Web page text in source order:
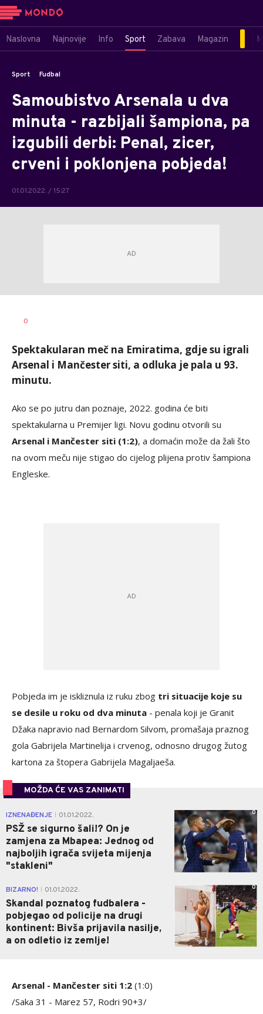
Naslovna Najnovije Info Sport Zabava Magazin
Sport Fudbal
Samoubistvo Arsenala u dva
minuta - razbijali šampiona, pa
izgubili derbi: Penal, zicer,
crveni i poklonjena pobjeda!
01.01.2022. / 15:27
AUTOR
0
Spektakularan meč na Emiratima, gdje su igrali
Arsenal i Mančester siti, a odluka je pala u 93.
minutu.
Ako se po jutru dan poznaje, 2022. godina će biti
spektakularna u Premijer ligi. Novu godinu otvorili su
Arsenal i Mančester siti (1:2), a domaćin može da žali što
na ovom meču nije stigao do cijelog plijena protiv šampiona
Engleske.
Pobjeda im je iskliznula iz ruku zbog tri situacije koje su
se desile u roku od dva minuta - penala koji je Granit
Džaka napravio nad Bernardom Silvom, promašaja praznog
gola Gabrijela Martinelija i crvenog, odnosno drugog žutog
kartona za štopera Gabrijela Magaljaeša.
MOŽDA ĆE VAS ZANIMATI
IZNENAĐENJE 01.01.2022.
PSŽ se sigurno šali!? On je
zamjena za Mbapea: Jednog od
najboljih igrača svijeta mijenja
"stakleni"
0
BIZARNO! 01.01.2022.
Skandal poznatog fudbalera -
pobjegao od policije na drugi
kontinent: Bivša prijavila nasilje,
a on odletio iz zemlje!
0
Arsenal - Mančester siti 1:2 (1:0)
/Saka 31 - Marez 57, Rodri 90+3/